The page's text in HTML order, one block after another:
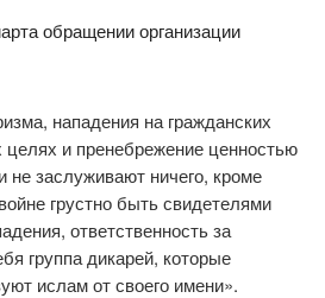
обращении организации
нападения на гражданских
целях и пренебрежение ценностью
не заслуживают ничего, кроме
грустно быть свидетелями
ответственность за
группа дикарей, которые
ислам от своего имени».